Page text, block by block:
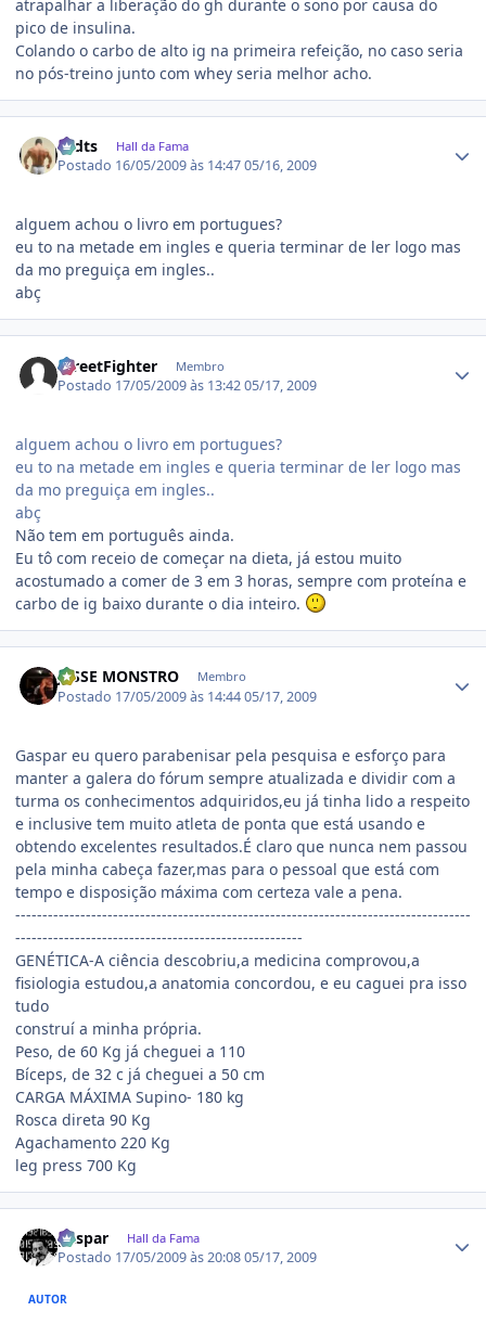
atrapalhar a liberação do gh durante o sono por causa do
pico de insulina.
Colando o carbo de alto ig na primeira refeição, no caso seria
no pós-treino junto com whey seria melhor acho.
rodts Hall da Fama
Postado 16/05/2009 às 14:4705/16, 2009
alguem achou o livro em portugues?
eu to na metade em ingles e queria terminar de ler logo mas
da mo preguiça em ingles..
abç
StreetFighter Membro
Postado 17/05/2009 às 13:4205/17, 2009
alguem achou o livro em portugues?
eu to na metade em ingles e queria terminar de ler logo mas
da mo preguiça em ingles..
abç
Não tem em português ainda.
Eu tô com receio de começar na dieta, já estou muito
acostumado a comer de 3 em 3 horas, sempre com proteína e
carbo de ig baixo durante o dia inteiro.
JESSE MONSTRO Membro
Postado 17/05/2009 às 14:4405/17, 2009
Gaspar eu quero parabenisar pela pesquisa e esforço para
manter a galera do fórum sempre atualizada e dividir com a
turma os conhecimentos adquiridos,eu já tinha lido a respeito
e inclusive tem muito atleta de ponta que está usando e
obtendo excelentes resultados.É claro que nunca nem passou
pela minha cabeça fazer,mas para o pessoal que está com
tempo e disposição máxima com certeza vale a pena.
------------------------------------------------------------------------------------
-----------------------------------------------------
GENÉTICA-A ciência descobriu,a medicina comprovou,a
fisiologia estudou,a anatomia concordou, e eu caguei pra isso
tudo
construí a minha própria.
Peso, de 60 Kg já cheguei a 110
Bíceps, de 32 c já cheguei a 50 cm
CARGA MÁXIMA Supino- 180 kg
Rosca direta 90 Kg
Agachamento 220 Kg
leg press 700 Kg
gaspar Hall da Fama
Postado 17/05/2009 às 20:0805/17, 2009
AUTOR